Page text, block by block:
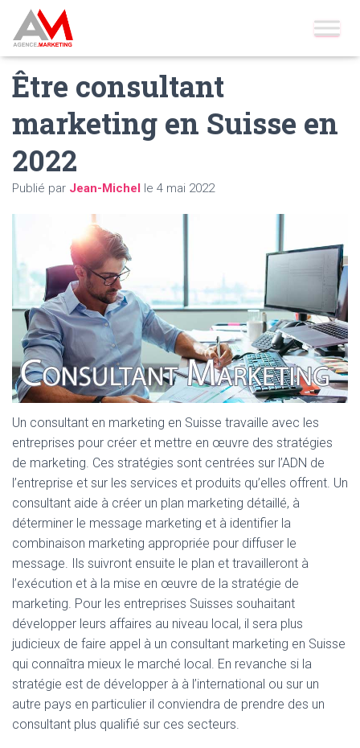
Accueil Blog
en 2022
Être consultant
marketing en Suisse en
2022
Publié par Jean-Michel le 4 mai 2022
Un consultant en marketing en Suisse travaille avec les
entreprises pour créer et mettre en œuvre des stratégies
de marketing. Ces stratégies sont centrées sur l’ADN de
l’entreprise et sur les services et produits qu’elles offrent. Un
consultant aide à créer un plan marketing détaillé, à
déterminer le message marketing et à identifier la
combinaison marketing appropriée pour diffuser le
message. Ils suivront ensuite le plan et travailleront à
l’exécution et à la mise en œuvre de la stratégie de
marketing. Pour les entreprises Suisses souhaitant
développer leurs affaires au niveau local, il sera plus
judicieux de faire appel à un consultant marketing en Suisse
qui connaîtra mieux le marché local. En revanche si la
stratégie est de développer à à l’international ou sur un
autre pays en particulier il conviendra de prendre des un
consultant plus qualifié sur ces secteurs.